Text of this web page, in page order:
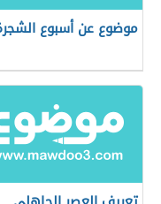
موضوع عن أسبوع